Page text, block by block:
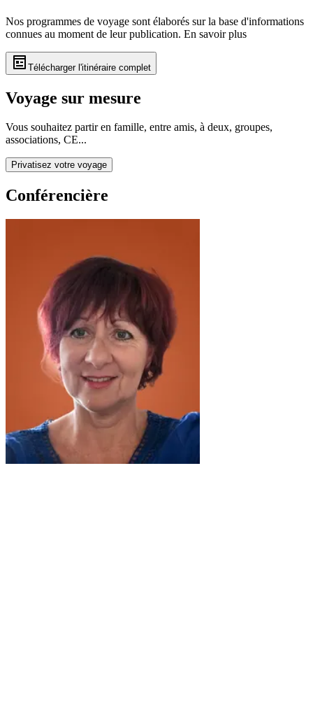
Nos programmes de voyage sont élaborés sur la base d'informations
connues au moment de leur publication. En savoir plus
Télécharger l'itinéraire complet
Voyage sur mesure
Vous souhaitez partir en famille, entre amis, à deux, groupes,
associations, CE...
Privatisez votre voyage
Conférencière